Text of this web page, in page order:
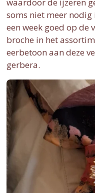
soms niet meer
een week goed op de
broche in het
eerbetoon aan deze
gerbera.